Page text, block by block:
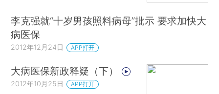
李克强就“十岁男孩照料病母”批示 要求加快大
病医保
2012年12月24日 APP打开
大病医保新政释疑（下）
2012年10月25日 APP打开